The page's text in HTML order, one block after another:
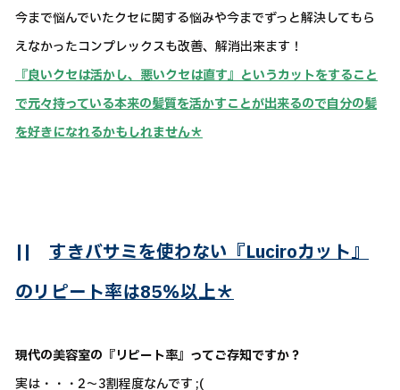
今まで悩んでいたクセに関する悩みや今までずっと解決してもら
えなかったコンプレックスも改善、解消出来ます！
『良いクセは活かし、悪いクセは直す』というカットをすること
で元々持っている本来の髪質を活かすことが出来るので自分の髪
を好きになれるかもしれません＊
|| すきバサミを使わない『Luciroカット』
のリピート率は85％以上＊
現代の美容室の『リピート率』ってご存知ですか？
実は・・・2～3割程度なんです ;(